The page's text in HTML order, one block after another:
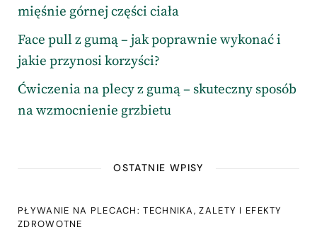
mięśnie górnej części ciała
Face pull z gumą – jak poprawnie wykonać i
jakie przynosi korzyści?
Ćwiczenia na plecy z gumą – skuteczny sposób
na wzmocnienie grzbietu
OSTATNIE WPISY
PŁYWANIE NA PLECACH: TECHNIKA, ZALETY I EFEKTY
ZDROWOTNE